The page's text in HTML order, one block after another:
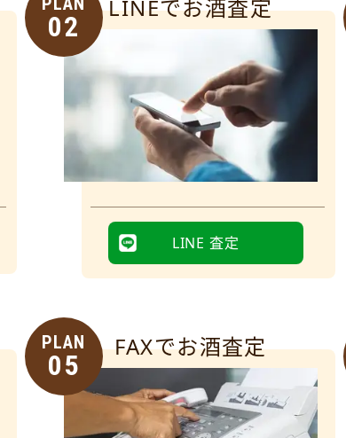
02
LINEでお酒査定
LINE 査定
PLAN
05
FAXでお酒査定